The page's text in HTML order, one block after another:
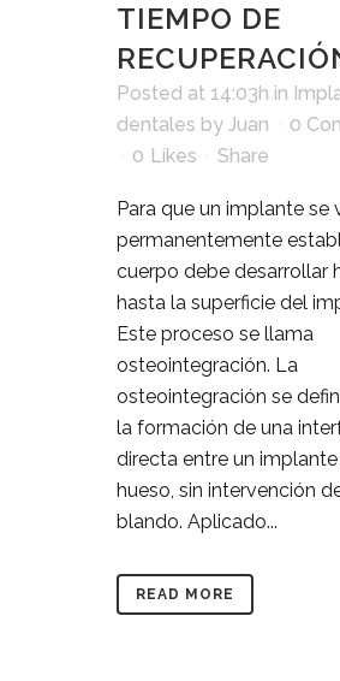
TIEMPO DE
Posted at 14:03h in
dentales by Juan
0
0 Likes Share
Para que un implante se
permanentemente
cuerpo debe desarrollar
hasta la superficie del
Este proceso se llama
osteointegración. La
osteointegración se
la formación de una
directa entre un
hueso, sin intervención
blando. Aplicado...
READ MORE